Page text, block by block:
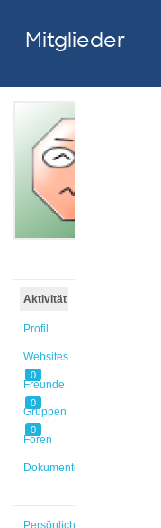
Mitglieder
Aktivität
Profil
Websites
0
Freunde
0
Gruppen
0
Foren
Dokumente
Persönlich